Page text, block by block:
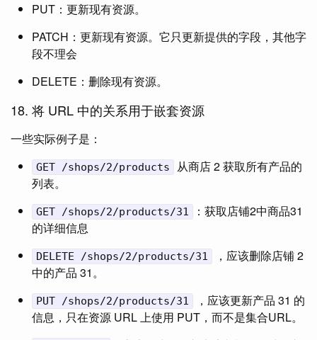
PUT：更新现有资源。
PATCH：更新现有资源。它只更新提供的字段，其他字
段不理会
DELETE：删除现有资源。
18. 将 URL 中的关系用于嵌套资源
一些实际例子是：
GET /shops/2/products
从商店 2 获取所有产品的
列表。
GET /shops/2/products/31
：获取店铺2中商品31
的详细信息
DELETE /shops/2/products/31
，应该删除店铺 2
中的产品 31。
PUT /shops/2/products/31
，应该更新产品 31 的
信息，只在资源 URL 上使用 PUT，而不是集合URL。